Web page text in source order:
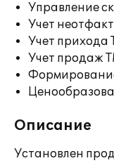
Управление
Учет
Учет
Учет продаж
Описание
Установлен